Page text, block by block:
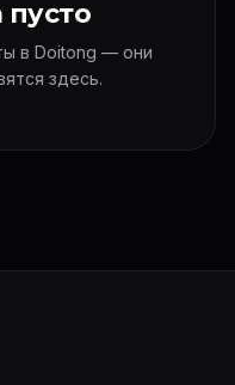
пусто
в Doitong — они
здесь.